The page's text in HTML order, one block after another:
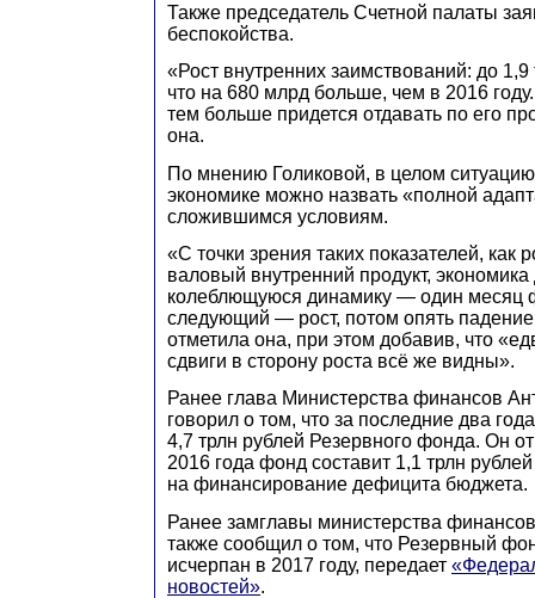
Также председатель Счетной палаты
беспокойства.
«Рост внутренних заимствований: до 1,9
что на 680 млрд больше, чем в 2016
тем больше придется отдавать по его
она.
По мнению Голиковой, в целом
экономике можно назвать «полной
сложившимся условиям.
«С точки зрения таких показателей, как
валовый внутренний продукт, экономика
колеблющуюся динамику — один месяц
следующий — рост, потом опять
отметила она, при этом добавив, что
сдвиги в сторону роста всё же видны».
Ранее глава Министерства финансов
говорил о том, что за последние два
4,7 трлн рублей Резервного фонда. Он
2016 года фонд составит 1,1 трлн
на финансирование дефицита бюджета.
Ранее замглавы министерства
также сообщил о том, что Резервный
исчерпан в 2017 году, передает
новостей».